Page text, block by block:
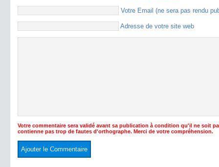
Votre Email (ne sera pas rendu
Adresse de votre site web
Votre commentaire sera validé avant sa publication à condition qu'il ne soit
contienne pas trop de fautes d'orthographe. Merci de votre compréhension.